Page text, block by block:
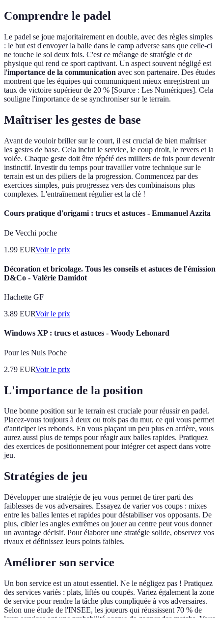
Comprendre le padel
Le padel se joue majoritairement en double, avec des règles simples
: le but est d'envoyer la balle dans le camp adverse sans que celle-ci
ne touche le sol deux fois. C'est ce mélange de stratégie et de
physique qui rend ce sport captivant. Un aspect souvent négligé est
l'importance de la communication avec son partenaire. Des études
montrent que les équipes qui communiquent mieux enregistrent un
taux de victoire supérieur de 20 % [Source : Les Numériques]. Cela
souligne l'importance de se synchroniser sur le terrain.
Maîtriser les gestes de base
Avant de vouloir briller sur le court, il est crucial de bien maîtriser
les gestes de base. Cela inclut le service, le coup droit, le revers et la
volée. Chaque geste doit être répété des milliers de fois pour devenir
instinctif. Investir du temps pour travailler votre technique sur le
terrain est un des piliers de la progression. Commencez par des
exercices simples, puis progressez vers des combinaisons plus
complexes. L'entraînement régulier est la clé !
Cours pratique d'origami : trucs et astuces - Emmanuel Azzita
De Vecchi poche
1.99 EURVoir le prix
Décoration et bricolage. Tous les conseils et astuces de l'émission
D&Co - Valérie Damidot
Hachette GF
3.89 EURVoir le prix
Windows XP : trucs et astuces - Woody Lehonard
Pour les Nuls Poche
2.79 EURVoir le prix
L'importance de la position
Une bonne position sur le terrain est cruciale pour réussir en padel.
Placez-vous toujours à deux ou trois pas du mur, ce qui vous permet
d'anticiper les rebonds. En vous plaçant un peu plus en arrière, vous
aurez aussi plus de temps pour réagir aux balles rapides. Pratiquez
des exercices de positionnement pour intégrer cet aspect dans votre
jeu.
Stratégies de jeu
Développer une stratégie de jeu vous permet de tirer parti des
faiblesses de vos adversaires. Essayez de varier vos coups : mixes
entre les balles lentes et rapides pour déstabiliser vos opposants. De
plus, cibler les angles extrêmes ou jouer au centre peut vous donner
un avantage décisif. Pour élaborer une stratégie solide, observez vos
rivaux et définissez leurs points faibles.
Améliorer son service
Un bon service est un atout essentiel. Ne le négligez pas ! Pratiquez
des services variés : plats, liftés ou coupés. Variez également la zone
de service pour rendre la tâche plus compliquée à vos adversaires.
Selon une étude de l'INSEE, les joueurs qui réussissent 70 % de